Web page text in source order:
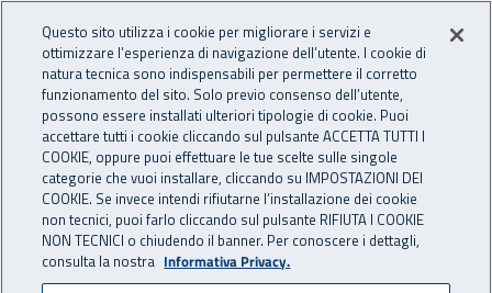
INAIL - Istituto Nazionale
Apri cerca
Navigazione principale
Navigazione - Ti trovi in:
Home Inail comunica News
15 gennaio 2018
Questo sito utilizza i cookie per migliorare i servizi e
ottimizzare l’esperienza di navigazione dell’utente. I cookie di
natura tecnica sono indispensabili per permettere il corretto
funzionamento del sito. Solo previo consenso dell’utente,
possono essere installati ulteriori tipologie di cookie. Puoi
accettare tutti i cookie cliccando sul pulsante ACCETTA TUTTI I
COOKIE, oppure puoi effettuare le tue scelte sulle singole
categorie che vuoi installare, cliccando su IMPOSTAZIONI DEI
COOKIE. Se invece intendi rifiutarne l’installazione dei cookie
non tecnici, puoi farlo cliccando sul pulsante RIFIUTA I COOKIE
NON TECNICI o chiudendo il banner. Per conoscere i dettagli,
consulta la nostra Informativa Privacy.